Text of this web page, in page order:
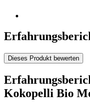
Dieses Produkt bewerten
Kokopelli Bio